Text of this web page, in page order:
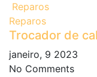
Reparos
Reparos
Trocador de
janeiro, 9 2023
No Comments